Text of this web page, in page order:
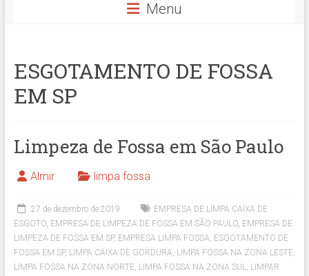
Menu
ESGOTAMENTO DE FOSSA
EM SP
Limpeza de Fossa em São Paulo
Almir limpa fossa
27 de dezembro de 2019
EMPRESA DE LIMPA CAIXA DE
ESGOTO, EMPRESA DE LIMPEZA DE FOSSA EM SÃO PAULO, EMPRESA DE
LIMPEZA DE FOSSA EM SP, EMPRESA LIMPA FOSSA, ESGOTAMENTO DE
FOSSA EM SP, LIMPA CAIXA DE GORDURA, LIMPA FOSSA NA ZONA LESTE,
LIMPA FOSSA NA ZONA NORTE, LIMPA FOSSA NA ZONA SUL, LIMPAR